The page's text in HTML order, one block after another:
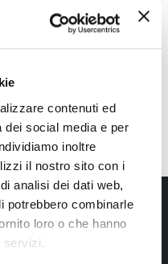
contenuti ed
dei social media e per
inoltre
il nostro sito con i
analisi dei dati web,
potrebbero combinarle
loro o che hanno
servizi.
5,05 €
Speedup
il tuo primo acquisto online!